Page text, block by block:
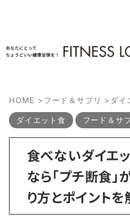
HOME >フード＆サプリ >ダイ
ダイエット食 フード＆サ
食べないダイエ
なら「プチ断食」
り方とポイント